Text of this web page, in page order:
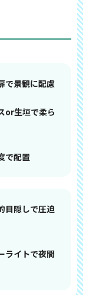
で景観に配慮
or生垣で柔ら
で配置
目隠しで圧迫
ライトで夜間